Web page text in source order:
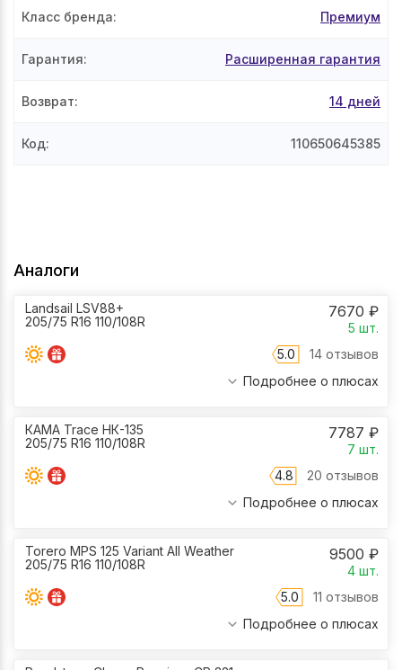
Класс бренда: Премиум
Гарантия: Расширенная гарантия
Возврат: 14 дней
Код: 110650645385
Аналоги
Landsail LSV88+
205/75 R16 110/108R
7670 ₽
5 шт.
5.0
14 отзывов
Подробнее о плюсах
КАМА Trace НК-135
205/75 R16 110/108R
7787 ₽
7 шт.
4.8
20 отзывов
Подробнее о плюсах
Torero MPS 125 Variant All Weather
205/75 R16 110/108R
9500 ₽
4 шт.
5.0
11 отзывов
Подробнее о плюсах